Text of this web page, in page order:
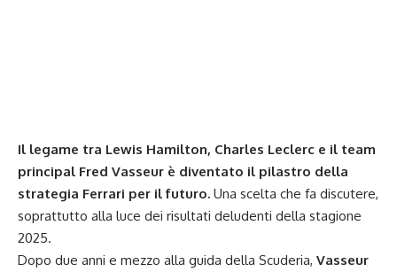
Il legame tra Lewis Hamilton, Charles Leclerc e il team
principal Fred Vasseur è diventato il pilastro della
strategia Ferrari per il futuro. Una scelta che fa discutere,
soprattutto alla luce dei risultati deludenti della stagione
2025.
Dopo due anni e mezzo alla guida della Scuderia, Vasseur